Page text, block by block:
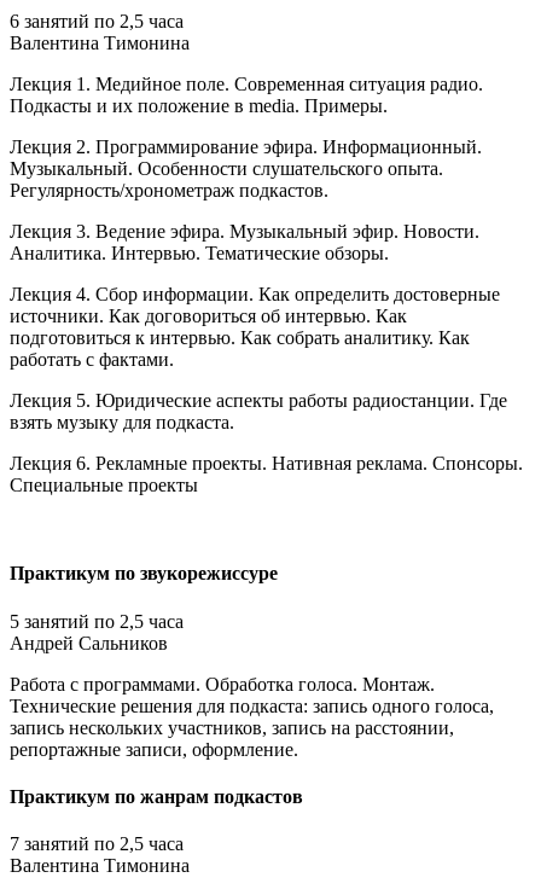
6 занятий по 2,5 часа
Валентина Тимонина
Лекция 1. Медийное поле. Современная ситуация радио.
Подкасты и их положение в media. Примеры.
Лекция 2. Программирование эфира. Информационный.
Музыкальный. Особенности слушательского опыта.
Регулярность/хронометраж подкастов.
Лекция 3. Ведение эфира. Музыкальный эфир. Новости.
Аналитика. Интервью. Тематические обзоры.
Лекция 4. Сбор информации. Как определить достоверные
источники. Как договориться об интервью. Как
подготовиться к интервью. Как собрать аналитику. Как
работать с фактами.
Лекция 5. Юридические аспекты работы радиостанции. Где
взять музыку для подкаста.
Лекция 6. Рекламные проекты. Нативная реклама. Спонсоры.
Специальные проекты
Практикум по звукорежиссуре
5 занятий по 2,5 часа
Андрей Сальников
Работа с программами. Обработка голоса. Монтаж.
Технические решения для подкаста: запись одного голоса,
запись нескольких участников, запись на расстоянии,
репортажные записи, оформление.
Практикум по жанрам подкастов
7 занятий по 2,5 часа
Валентина Тимонина